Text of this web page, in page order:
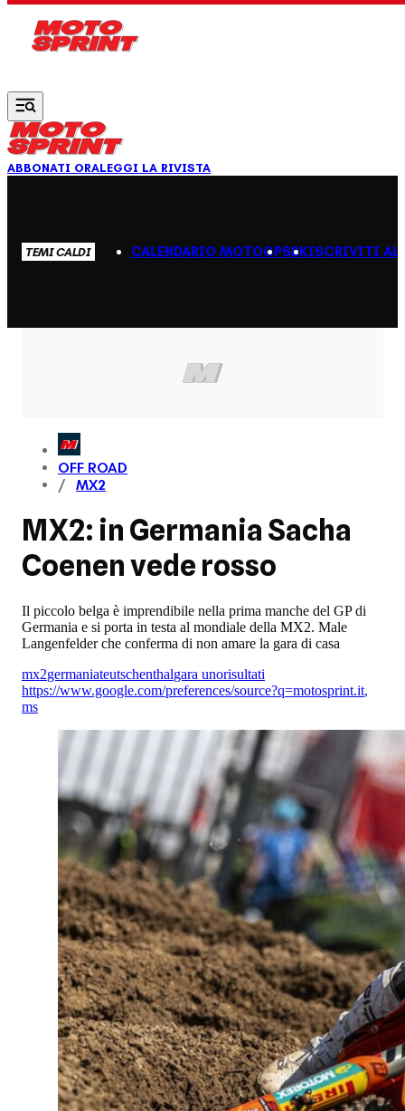
ABBONATI ORALEGGI LA RIVISTA
TEMI CALDI CALENDARIO MOTOGPSBKISCRIVITI AL
OFF ROAD
MX2
MX2: in Germania Sacha
Coenen vede rosso
Il piccolo belga è imprendibile nella prima manche del GP di
Germania e si porta in testa al mondiale della MX2. Male
Langenfelder che conferma di non amare la gara di casa
mx2germaniateutschenthalgara unorisultati
https://www.google.com/preferences/source?q=motosprint.it,
ms